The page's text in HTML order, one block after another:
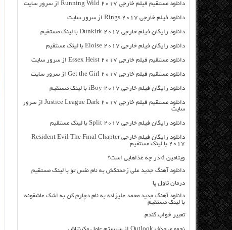
دانلود مستقیم فیلم خارجی Running Wild 2017 از سرور سایت
دانلود فیلم خارجی Rings 2017 از سرور سایت
دانلود رایگان فیلم خارجی Dunkirk 2017 با لینک مستقیم
دانلود رایگان فیلم خارجی Eloise 2017 با لینک مستقیم
دانلود مستقیم فیلم خارجی Essex Heist 2017 از سرور سایت
دانلود مستقیم فیلم خارجی Get the Girl 2017 از سرور سایت
دانلود رایگان فیلم خارجی iBoy 2017 با لینک مستقیم
دانلود مستقیم فیلم خارجی Justice League Dark 2017 از سرور
سایت
دانلود رایگان فیلم خارجی Split 2017 با لینک مستقیم
دانلود رایگان فیلم خارجی Resident Evil The Final Chapter
2017 با لینک مستقیم
ویتامین d در چه غذاهایی است؟
دانلود آهنگ جدید علی زحمتکش به نام نفس تو با لینک مستقیم
درمان تاول پا
دانلود آهنگ جدید محمد علیزاده به نام دچارم کن به اشک عاشقونه
با لینک مستقیم
تعبیر خواب گندم